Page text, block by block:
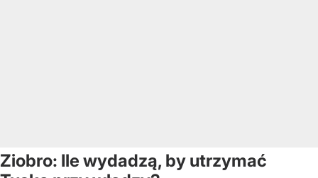
Ziobro: Ile wydadzą, by utrzymać